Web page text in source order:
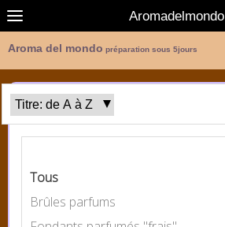
Aromadelmondo
Aroma del mondo préparation sous 5jours
Tous
Brûles parfums